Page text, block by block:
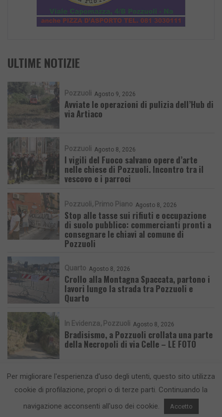
ULTIME NOTIZIE
Pozzuoli Agosto 9, 2026
Avviate le operazioni di pulizia dell’Hub di
via Artiaco
Pozzuoli Agosto 8, 2026
I vigili del Fuoco salvano opere d’arte
nelle chiese di Pozzuoli. Incontro tra il
vescovo e i parroci
Pozzuoli Primo Piano Agosto 8, 2026
Stop alle tasse sui rifiuti e occupazione
di suolo pubblico: commercianti pronti a
consegnare le chiavi al comune di
Pozzuoli
Quarto Agosto 8, 2026
Crollo alla Montagna Spaccata, partono i
lavori lungo la strada tra Pozzuoli e
Quarto
In Evidenza Pozzuoli Agosto 8, 2026
Bradisismo, a Pozzuoli crollata una parte
della Necropoli di via Celle – LE FOTO
CronacaFlegrea testata giornalistica - aut. Tribunale di Napoli n. 34 del
Per migliorare l'esperienza d'uso degli utenti, questo sito utilizza
cookie di profilazione, propri o di terze parti. Continuando la
navigazione acconsenti all'uso dei cookie.
Accetto